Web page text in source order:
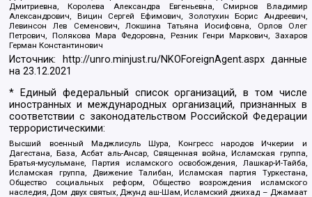
Дмитриевна, Королева Александра Евгеньевна, Смирнов Владимир
Александрович, Вицин Сергей Ефимович, Золотухин Борис Андреевич,
Левинсон Лев Семенович, Локшина Татьяна Иосифовна, Орлов Олег
Петрович, Полякова Мара Федоровна, Резник Генри Маркович, Захаров
Герман Константинович
Источник: http://unro.minjust.ru/NKOForeignAgent.aspxданные
на23.12.2021
* Единый федеральный список организаций, в том числе
иностранных и международных организаций, признанных в
соответствии с законодательством Российской Федерации
террористическими:
Высший военный Маджлисуль Шура, Конгресс народов Ичкерии и
Дагестана, База, Асбат аль-Ансар, Священная война, Исламская группа,
Братья-мусульмане, Партия исламского освобождения, Лашкар-И-Тайба,
Исламская группа, Движение Талибан, Исламская партия Туркестана,
Общество социальных реформ, Общество возрождения исламского
наследия, Дом двух святых, Джунд аш-Шам, Исламский джихад – Джамаат